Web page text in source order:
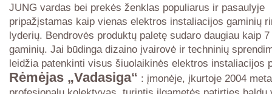
JUNG vardas bei prekės ženklas populiarus ir pasaulyje
pripažįstamas kaip vienas elektros instaliacijos gaminių
lyderių. Bendrovės produktų paletę sudaro daugiau kaip
gaminių. Jai būdinga dizaino įvairovė ir techninių
leidžia patenkinti visus šiuolaikinės elektros instaliacijos
Rėmėjas „Vadasiga“ : įmonėje, įkurtoje 2004